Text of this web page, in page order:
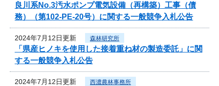
良川系No.3汚水ポンプ電気設備（再構築）工事（債
務）（第102-PE-20号）に関する一般競争入札公告
2024年7月12日更新 森林研究所
「県産ヒノキを使用した接着重ね材の製造委託」に関
する一般競争入札公告
2024年7月12日更新 西濃農林事務所